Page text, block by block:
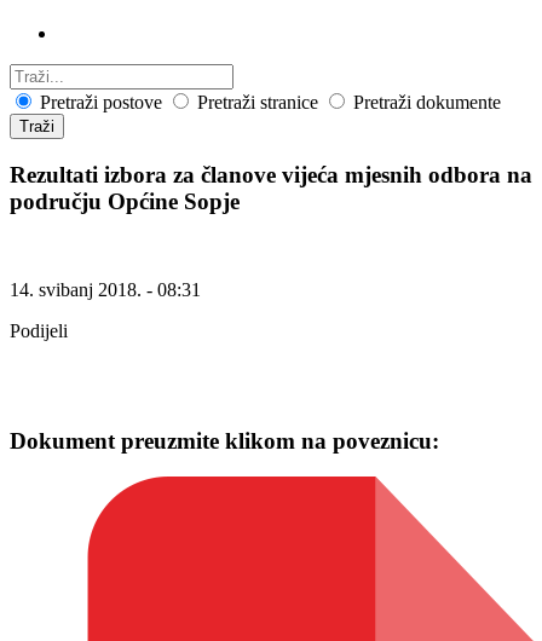
Pretraži postove Pretraži stranice Pretraži dokumente
Traži
Rezultati izbora za članove vijeća mjesnih odbora na
području Općine Sopje
14. svibanj 2018. - 08:31
Podijeli
Dokument preuzmite klikom na poveznicu: